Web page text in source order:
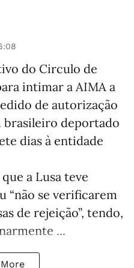
do Circulo de
intimar a AIMA a
de autorização
brasileiro deportado
dias à entidade
a Lusa teve
“não se verificarem
de rejeição”, tendo,
...